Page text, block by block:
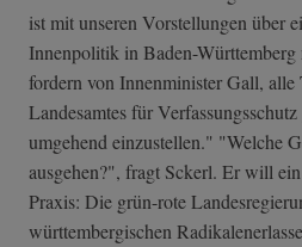
ist mit unseren Vorstellungen über
Innenpolitik in Baden-
fordern von Innenminister Gall, alle
Landesamtes für
umgehend einzustellen." "Welche
ausgehen?", fragt Sckerl. Er will
Praxis: Die grün-rote
württembergischen